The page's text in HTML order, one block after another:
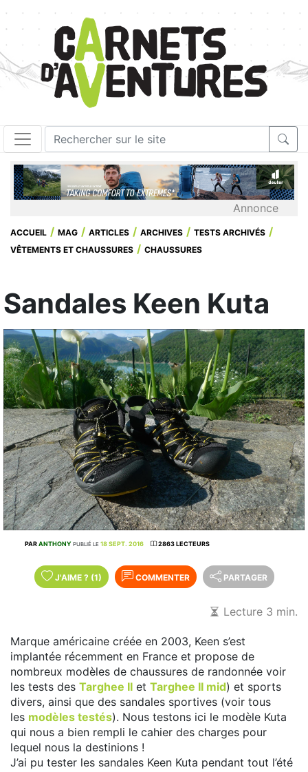
Annonce
ACCUEIL MAG ARTICLES ARCHIVES
TESTS ARCHIVÉS
VÊTEMENTS ET CHAUSSURES
CHAUSSURES
Sandales Keen Kuta
PARANTHONY PUBLIÉ LE 18 SEPT. 2016 2863 LECTEURS
J'AIME ? (1) COMMENTER PARTAGER
Lecture 3 min.
Marque américaine créée en 2003, Keen s’est
implantée récemment en France et propose de
nombreux modèles de chaussures de randonnée voir
les tests des Targhee II et Targhee II mid) et sports
divers, ainsi que des sandales sportives (voir tous
les modèles testés). Nous testons ici le modèle Kuta
qui nous a bien rempli le cahier des charges pour
lequel nous la destinions !
J’ai pu tester les sandales Keen Kuta pendant tout l’été